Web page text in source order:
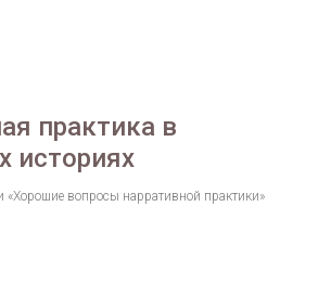
практика в
историях
«Хорошие вопросы нарративной практики»